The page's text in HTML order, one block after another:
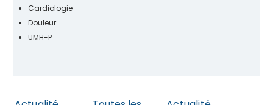
Cardiologie
Douleur
UMH-P